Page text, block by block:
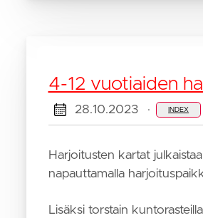
4-12 vuotiaiden
28.10.2023 · INDEX
Harjoitusten kartat
napauttamalla
Lisäksi torstain